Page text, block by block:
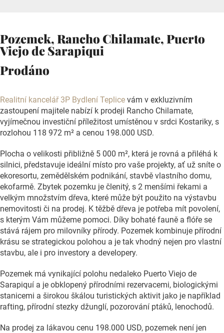
Pozemek, Rancho Chilamate, Puerto
Viejo de Sarapiqui
Prodáno
Realitní kancelář 3P Bydlení Teplice vám v exkluzivním
zastoupení majitele nabízí k prodeji Rancho Chilamate,
vyjímečnou investiční příležitost umístěnou v srdci Kostariky, s
rozlohou 118 972 m² a cenou 198.000 USD.
Plocha o velikosti přibližně 5 000 m², která je rovná a přiléhá k
silnici, představuje ideální místo pro vaše projekty, ať už sníte o
ekoresortu, zemědělském podnikání, stavbě vlastního domu,
ekofarmě. Zbytek pozemku je členitý, s 2 menšími řekami a
velkým množstvím dřeva, které může být použito na výstavbu
nemovitosti či na prodej. K těžbě dřeva je potřeba mít povolení,
s kterým Vám můžeme pomoci. Díky bohaté fauně a flóře se
stává rájem pro milovníky přírody. Pozemek kombinuje přírodní
krásu se strategickou polohou a je tak vhodný nejen pro vlastní
stavbu, ale i pro investory a developery.
Pozemek má vynikající polohu nedaleko Puerto Viejo de
Sarapiquí a je obklopený přírodními rezervacemi, biologickými
stanicemi a širokou škálou turistických aktivit jako je například
rafting, přírodní stezky džunglí, pozorování ptáků, lenochodů.
Na prodej za lákavou cenu 198.000 USD, pozemek není jen